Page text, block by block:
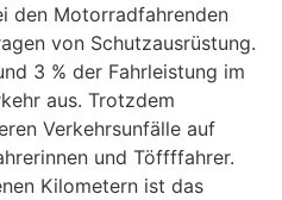
den Motorradfahrenden
von Schutzausrüstung.
3 % der Fahrleistung im
aus. Trotzdem
Verkehrsunfälle auf
und Töffffahrer.
Kilometern ist das